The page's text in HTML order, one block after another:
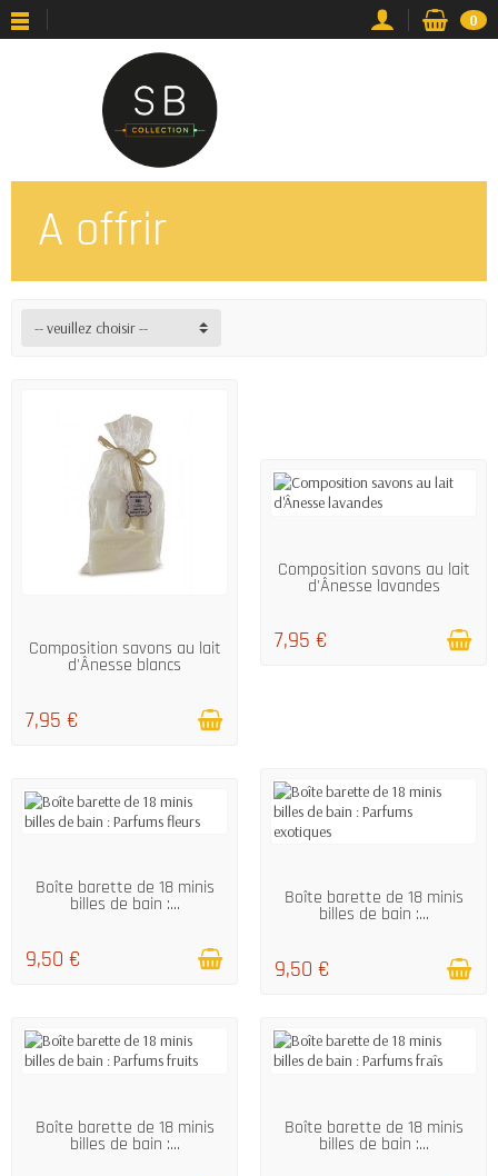
0
A offrir
-- veuillez choisir --
Composition savons au lait
d'Ânesse blancs
7,95 €
Composition savons au lait
d'Ânesse lavandes
7,95 €
Boîte barette de 18 minis
billes de bain :...
9,50 €
Boîte barette de 18 minis
billes de bain :...
9,50 €
Boîte barette de 18 minis
billes de bain :...
Boîte barette de 18 minis
billes de bain :...